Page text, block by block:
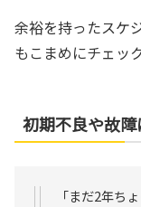
余裕を持ったスケ
もこまめにチェッ
初期不良や故
「まだ2年ち